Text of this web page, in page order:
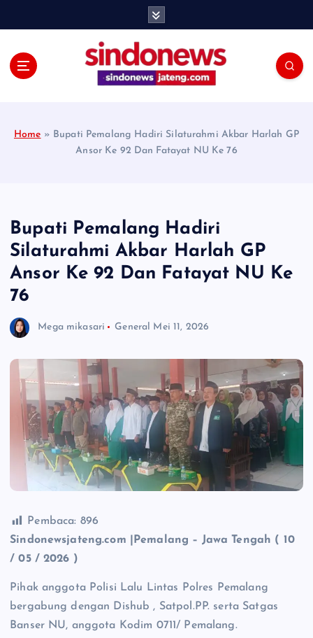
Home » Bupati Pemalang Hadiri Silaturahmi Akbar Harlah GP
Ansor Ke 92 Dan Fatayat NU Ke 76
Bupati Pemalang Hadiri
Silaturahmi Akbar Harlah GP
Ansor Ke 92 Dan Fatayat NU Ke
76
Mega mikasari General Mei 11, 2026
Pembaca: 896
Sindonewsjateng.com |Pemalang – Jawa Tengah ( 10
/ 05 / 2026 )
Pihak anggota Polisi Lalu Lintas Polres Pemalang
bergabung dengan Dishub , Satpol.PP. serta Satgas
Banser NU, anggota Kodim 0711/ Pemalang.